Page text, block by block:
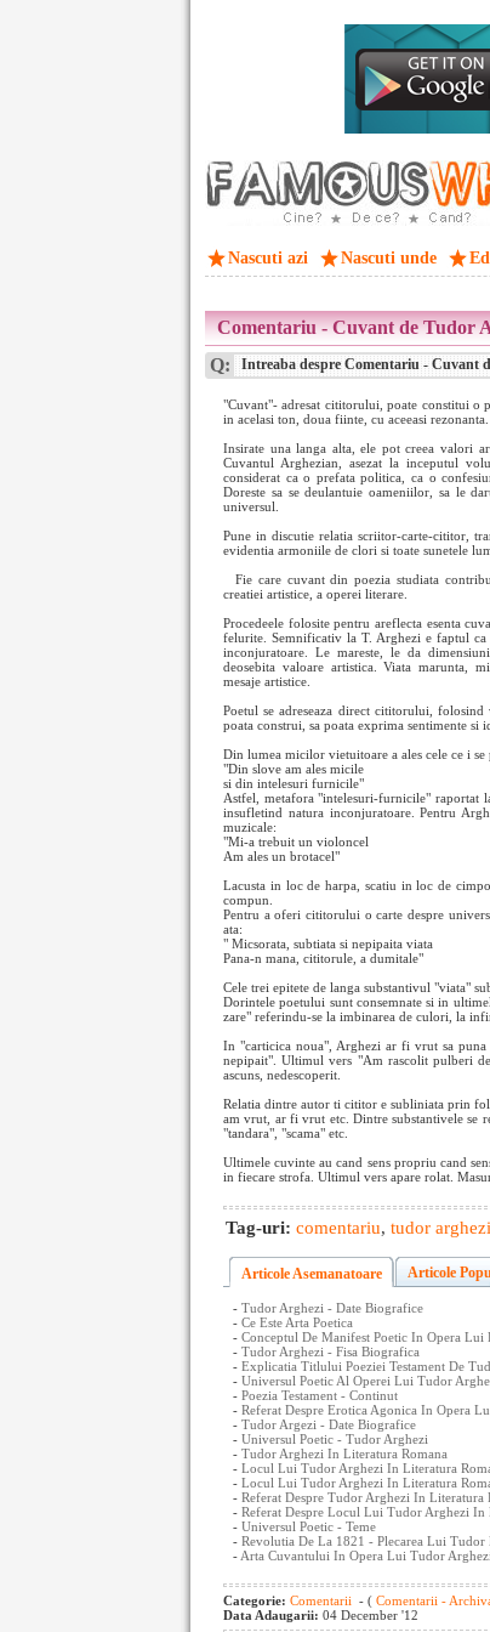
Nascuti azi Nascuti unde
Comentariu - Cuvant de Tudor
Q: Intreaba despre Comentariu - Cuvant
"Cuvant"- adresat cititorului, poate constitui o
in acelasi ton, doua fiinte, cu aceeasi
Insirate una langa alta, ele pot creea valori
Cuvantul Arghezian, asezat la inceputul
considerat ca o prefata politica, ca o
Doreste sa se deulantuie oameniilor, sa le
universul.
Pune in discutie relatia scriitor-carte-cititor,
evidentia armoniile de clori si toate sunetele
Fie care cuvant din poezia studiata
creatiei artistice, a operei literare.
Procedeele folosite pentru areflecta esenta
felurite. Semnificativ la T. Arghezi e faptul ca
inconjuratoare. Le mareste, le da
deosebita valoare artistica. Viata marunta,
mesaje artistice.
Poetul se adreseaza direct cititorului,
poata construi, sa poata exprima sentimente si
Din lumea micilor vietuitoare a ales cele ce i se
"Din slove am ales micile
si din intelesuri furnicile"
Astfel, metafora "intelesuri-furnicile" raportat
insufletind natura inconjuratoare. Pentru
muzicale:
"Mi-a trebuit un violoncel
Am ales un brotacel"
Lacusta in loc de harpa, scatiu in loc de
compun.
Pentru a oferi cititorului o carte despre
ata:
" Micsorata, subtiata si nepipaita viata
Pana-n mana, cititorule, a dumitale"
Cele trei epitete de langa substantivul "viata"
Dorintele poetului sunt consemnate si in
zare" referindu-se la imbinarea de culori, la
In "carticica noua", Arghezi ar fi vrut sa
nepipait". Ultimul vers "Am rascolit pulberi
ascuns, nedescoperit.
Relatia dintre autor ti cititor e subliniata prin
am vrut, ar fi vrut etc. Dintre substantivele se
"tandara", "scama" etc.
Ultimele cuvinte au cand sens propriu cand
in fiecare strofa. Ultimul vers apare rolat.
Tag-uri: comentariu, tudor arghezi
Articole Asemanatoare Articole
- Tudor Arghezi - Date Biografice
- Ce Este Arta Poetica
- Conceptul De Manifest Poetic In Opera Lui
- Tudor Arghezi - Fisa Biografica
- Explicatia Titlului Poeziei Testament De
- Universul Poetic Al Operei Lui Tudor
- Poezia Testament - Continut
- Referat Despre Erotica Agonica In Opera
- Tudor Argezi - Date Biografice
- Universul Poetic - Tudor Arghezi
- Tudor Arghezi In Literatura Romana
- Locul Lui Tudor Arghezi In Literatura
- Locul Lui Tudor Arghezi In Literatura
- Referat Despre Tudor Arghezi In Literatura
- Referat Despre Locul Lui Tudor Arghezi In
- Universul Poetic - Teme
- Revolutia De La 1821 - Plecarea Lui Tudor
- Arta Cuvantului In Opera Lui Tudor
Categorie: Comentarii - ( Comentarii -
Data Adaugarii: 04 December '12